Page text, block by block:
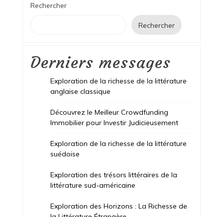
Rechercher
Rechercher
Derniers messages
Exploration de la richesse de la littérature
anglaise classique
Découvrez le Meilleur Crowdfunding
Immobilier pour Investir Judicieusement
Exploration de la richesse de la littérature
suédoise
Exploration des trésors littéraires de la
littérature sud-américaine
Exploration des Horizons : La Richesse de